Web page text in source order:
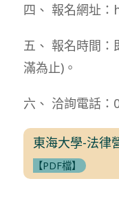
四、 報名網址
五、 報名時間
滿為止)。
六、 洽詢電話：
東海大學-法律
【PDF檔】